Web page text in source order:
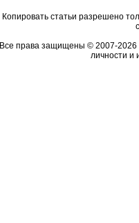
Копировать статьи разрешено
Все права защищены © 2007-2026
личности и